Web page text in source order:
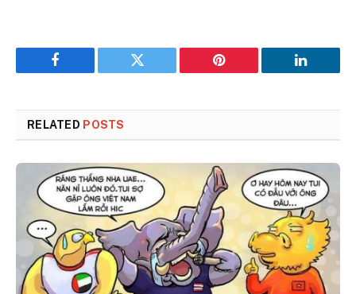
Facebook Twitter Pinterest LinkedIn
RELATED POSTS